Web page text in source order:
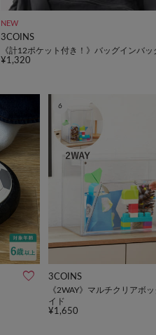
NEW
3COINS
《計12ポケット付き！》バッグインバ
¥1,320
6
3COINS
《2WAY》マルチクリアボ
イド
¥1,650